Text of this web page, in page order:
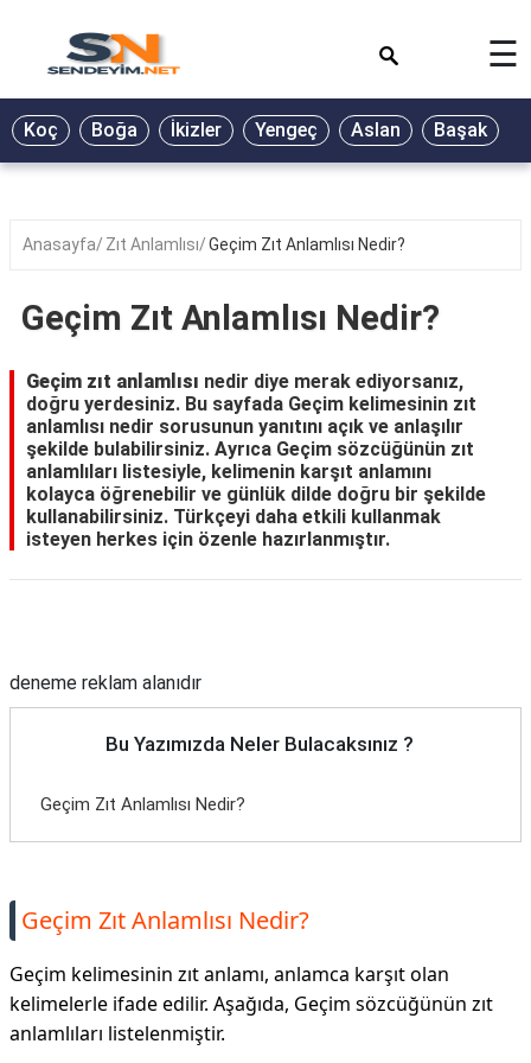
BİYOGRAFİ
GALERİ
ŞİİR
RÜYA
TABİRLERİ
TÜRKÜ
SÖZLERİ
YEMEK
TARİFLERİ
Ulaşın
☰
Koç Boğa İkizler Yengeç Aslan Başak
Anasayfa Zıt Anlamlısı Geçim Zıt Anlamlısı Nedir?
Geçim Zıt Anlamlısı Nedir?
Geçim zıt anlamlısı nedir diye merak ediyorsanız,
doğru yerdesiniz. Bu sayfada Geçim kelimesinin zıt
anlamlısı nedir sorusunun yanıtını açık ve anlaşılır
şekilde bulabilirsiniz. Ayrıca Geçim sözcüğünün zıt
anlamlıları listesiyle, kelimenin karşıt anlamını
kolayca öğrenebilir ve günlük dilde doğru bir şekilde
kullanabilirsiniz. Türkçeyi daha etkili kullanmak
isteyen herkes için özenle hazırlanmıştır.
deneme reklam alanıdır
Bu Yazımızda Neler Bulacaksınız ?
Geçim Zıt Anlamlısı Nedir?
Geçim Zıt Anlamlısı Nedir?
Geçim kelimesinin zıt anlamı, anlamca karşıt olan
kelimelerle ifade edilir. Aşağıda, Geçim sözcüğünün zıt
anlamlıları listelenmiştir.